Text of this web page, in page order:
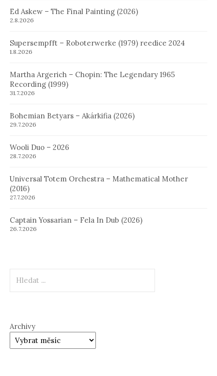
Ed Askew – The Final Painting (2026)
2.8.2026
Supersempfft – Roboterwerke (1979) reedice 2024
1.8.2026
Martha Argerich – Chopin: The Legendary 1965
Recording (1999)
31.7.2026
Bohemian Betyars – Akárkifia (2026)
29.7.2026
Wooli Duo – 2026
28.7.2026
Universal Totem Orchestra – Mathematical Mother
(2016)
27.7.2026
Captain Yossarian – Fela In Dub (2026)
26.7.2026
Archivy